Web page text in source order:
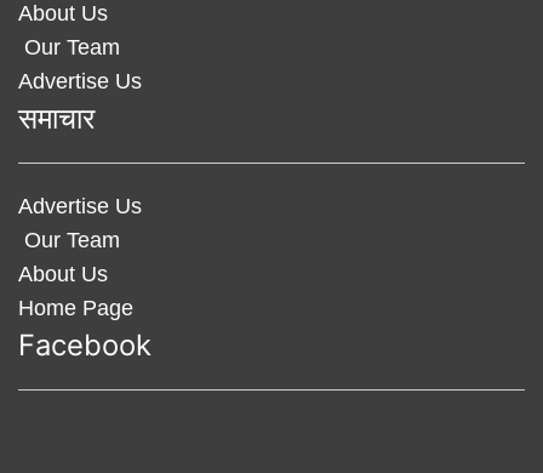
About Us
Our Team
Advertise Us
समाचार
Advertise Us
Our Team
About Us
Home Page
Facebook